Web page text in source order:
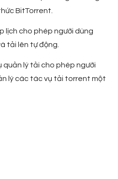
BitTorrent.
lịch cho phép người dùng
tải lên tự động.
lý tải cho phép người
lý các tác vụ tải torrent một